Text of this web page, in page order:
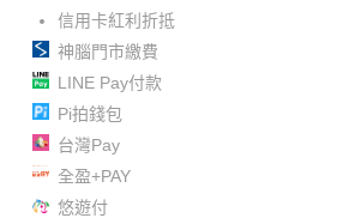
信用卡紅利折抵
神腦門市繳費
LINE Pay付款
Pi拍錢包
台灣Pay
全盈+PAY
悠遊付